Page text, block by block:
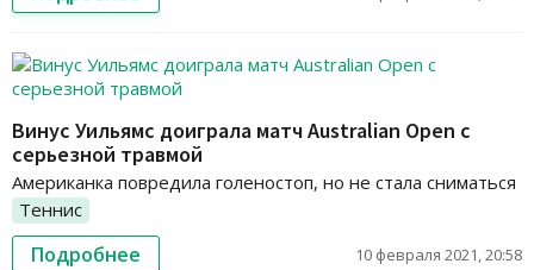
Винус Уильямс доиграла матч Australian Open с
серьезной травмой
Американка повредила голеностоп, но не стала сниматься
Теннис
Подробнее 10 февраля 2021, 20:58